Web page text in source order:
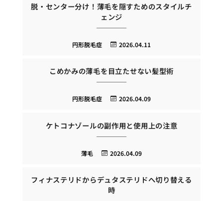
脱・センター分け！薄毛を隠すためのスタイルチ
ェンジ
2026.04.11
円形脱毛症
こめかみの薄毛を目立たせない髪型術
2026.04.09
円形脱毛症
ケトコナゾールの副作用と使用上の注意
2026.04.09
薄毛
フィナステリドからデュタステリドへ切り替える
時